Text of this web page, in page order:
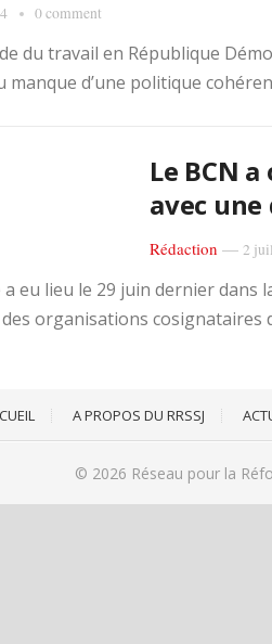
0 comment
du travail en République
manque d’une politique
Le BCN
avec une
Rédaction — 2
eu lieu le 29 juin dernier dans
organisations
A PROPOS DU RRSSJ
© 2026 Réseau pour la